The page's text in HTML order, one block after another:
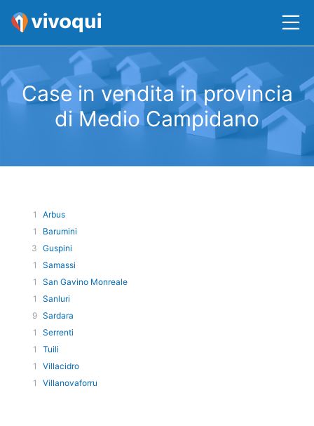
Case in vendita in provincia
di Medio Campidano
1
Arbus
1
Barumini
3 Guspini
1
Samassi
1
San Gavino Monreale
1
Sanluri
9 Sardara
1
Serrenti
1
Tuili
1
Villacidro
1
Villanovaforru